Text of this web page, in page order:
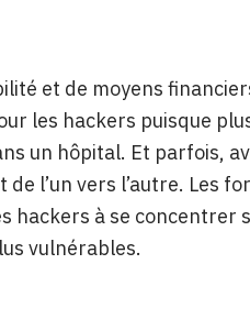
et de moyens
les hackers puisque
un hôpital. Et parfois,
l’un vers l’autre. Les
hackers à se concentrer
vulnérables.